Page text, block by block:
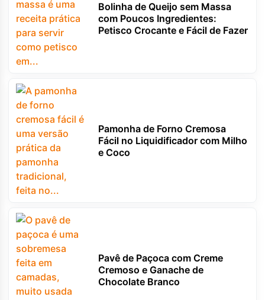
Bolinha de Queijo sem Massa
com Poucos Ingredientes:
Petisco Crocante e Fácil de Fazer
Pamonha de Forno Cremosa
Fácil no Liquidificador com Milho
e Coco
Pavê de Paçoca com Creme
Cremoso e Ganache de
Chocolate Branco